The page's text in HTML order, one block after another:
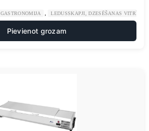
GASTRONOMIJA LEDUSSKAPJI, DZESĒŠANAS VITRĪNAS
Pievienot grozam